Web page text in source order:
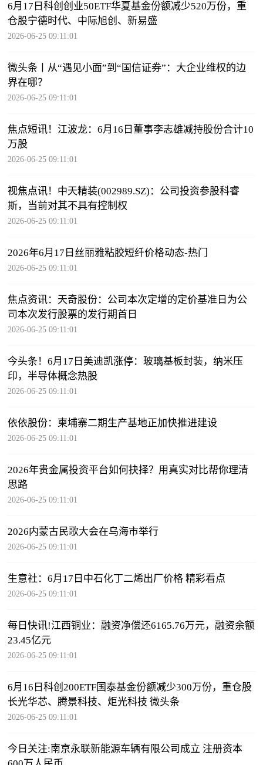
6月17日科创创业50ETF华夏基金份额减少520万份，重
仓股宁德时代、中际旭创、新易盛
2026-06-25 09:11:01
微头条丨从“遇见小面”到“国信证券”：大企业维权的边
界在哪？
2026-06-25 09:11:01
焦点短讯！江波龙：6月16日董事李志雄减持股份合计10
万股
2026-06-25 09:11:01
视焦点讯！中天精装(002989.SZ)：公司投资参股科睿
斯，当前对其不具有控制权
2026-06-25 09:11:01
2026年6月17日丝丽雅粘胶短纤价格动态-热门
2026-06-25 09:11:01
焦点资讯：天奇股份：公司本次定增的定价基准日为公
司本次发行股票的发行期首日
2026-06-25 09:11:01
今头条！6月17日美迪凯涨停：玻璃基板封装，纳米压
印，半导体概念热股
2026-06-25 09:11:01
依依股份：柬埔寨二期生产基地正加快推进建设
2026-06-25 09:11:01
2026年贵金属投资平台如何抉择？用真实对比帮你理清
思路
2026-06-25 09:11:01
2026内蒙古民歌大会在乌海市举行
2026-06-25 09:11:01
生意社：6月17日中石化丁二烯出厂价格 精彩看点
2026-06-25 09:11:01
每日快讯!江西铜业：融资净偿还6165.76万元，融资余额
23.45亿元
2026-06-25 09:11:01
6月16日科创200ETF国泰基金份额减少300万份，重仓股
长光华芯、腾景科技、炬光科技 微头条
2026-06-25 09:11:01
今日关注:南京永联新能源车辆有限公司成立 注册资本